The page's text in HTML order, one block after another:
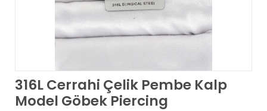
316L Cerrahi Çelik Pembe Kalp
Model Göbek Piercing